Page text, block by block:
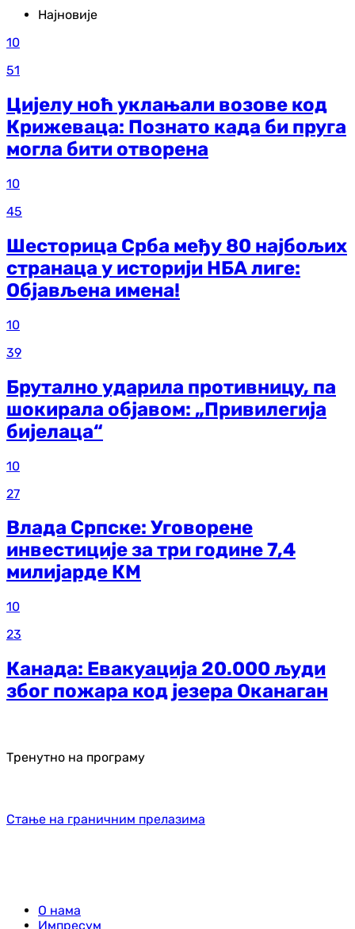
Најновије
10
51
Цијелу ноћ уклањали возове код
Крижеваца: Познато када би пруга
могла бити отворена
10
45
Шесторица Срба међу 80 најбољих
странаца у историји НБА лиге:
Објављена имена!
10
39
Брутално ударила противницу, па
шокирала објавом: „Привилегија
бијелаца“
10
27
Влада Српске: Уговорене
инвестиције за три године 7,4
милијарде КМ
10
23
Канада: Евакуација 20.000 људи
због пожара код језера Оканаган
Тренутно на програму
Стање на граничним прелазима
О нама
Импресум